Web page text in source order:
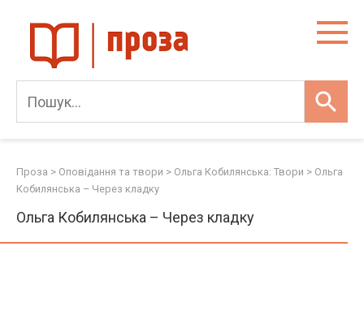
content
Проза > Оповідання та твори > Ольга Кобилянська: Твори > Ольга
Кобилянська – Через кладку
Ольга Кобилянська – Через кладку